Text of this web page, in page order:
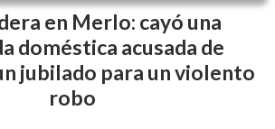
en Merlo: cayó una
doméstica acusada de
jubilado para un violento
robo